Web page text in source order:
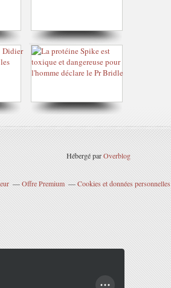
Hébergé parOverblog
Offre Premium Cookies et données personnelles